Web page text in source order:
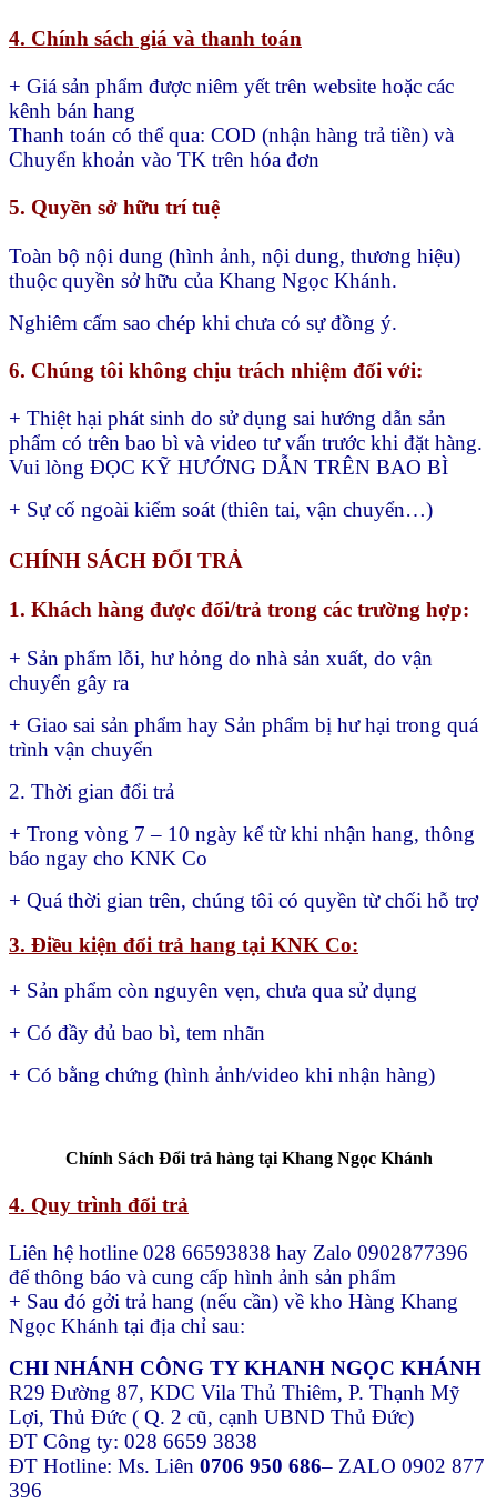
4. Chính sách giá và thanh toán
+ Giá sản phẩm được niêm yết trên website hoặc các
kênh bán hang
Thanh toán có thể qua: COD (nhận hàng trả tiền) và
Chuyển khoản vào TK trên hóa đơn
5. Quyền sở hữu trí tuệ
Toàn bộ nội dung (hình ảnh, nội dung, thương hiệu)
thuộc quyền sở hữu của Khang Ngọc Khánh.
Nghiêm cấm sao chép khi chưa có sự đồng ý.
6. Chúng tôi không chịu trách nhiệm đối với:
+ Thiệt hại phát sinh do sử dụng sai hướng dẫn sản
phẩm có trên bao bì và video tư vấn trước khi đặt hàng.
Vui lòng ĐỌC KỸ HƯỚNG DẪN TRÊN BAO BÌ
+ Sự cố ngoài kiểm soát (thiên tai, vận chuyển…)
CHÍNH SÁCH ĐỔI TRẢ
1. Khách hàng được đổi/trả trong các trường hợp:
+ Sản phẩm lỗi, hư hỏng do nhà sản xuất, do vận
chuyển gây ra
+ Giao sai sản phẩm hay Sản phẩm bị hư hại trong quá
trình vận chuyển
2. Thời gian đổi trả
+ Trong vòng 7 – 10 ngày kể từ khi nhận hang, thông
báo ngay cho KNK Co
+ Quá thời gian trên, chúng tôi có quyền từ chối hỗ trợ
3. Điều kiện đổi trả hang tại KNK Co:
+ Sản phẩm còn nguyên vẹn, chưa qua sử dụng
+ Có đầy đủ bao bì, tem nhãn
+ Có bằng chứng (hình ảnh/video khi nhận hàng)
Chính Sách Đổi trả hàng tại Khang Ngọc Khánh
4. Quy trình đổi trả
Liên hệ hotline 028 66593838 hay Zalo 0902877396
để thông báo và cung cấp hình ảnh sản phẩm
+ Sau đó gởi trả hang (nếu cần) về kho Hàng Khang
Ngọc Khánh tại địa chỉ sau:
CHI NHÁNH CÔNG TY KHANH NGỌC KHÁNH
R29 Đường 87, KDC Vila Thủ Thiêm, P. Thạnh Mỹ
Lợi, Thủ Đức ( Q. 2 cũ, cạnh UBND Thủ Đức)
ĐT Công ty: 028 6659 3838
ĐT Hotline: Ms. Liên 0706 950 686– ZALO 0902 877
396